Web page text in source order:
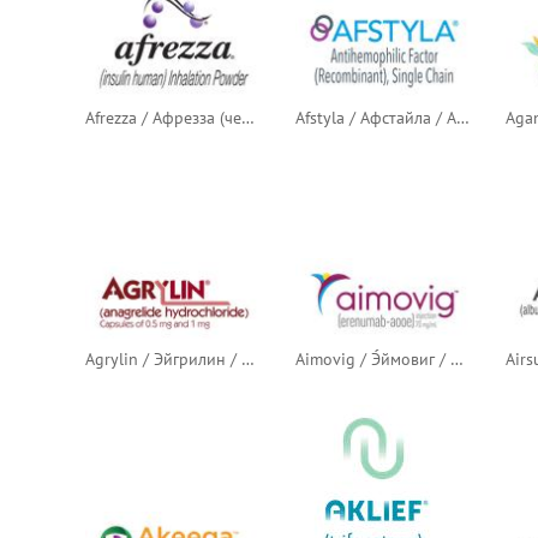
Afrezza / Афрезза (человеческий инсулин) Afstyla / Афстайла / Афстила (рекомбинантный одноцепочечный антигемофильный фактор)
Agrylin / Эйгрилин / Агрилин (анагрелид) Aimovig / Э́ймовиг / Аймовиг (эренумаб)